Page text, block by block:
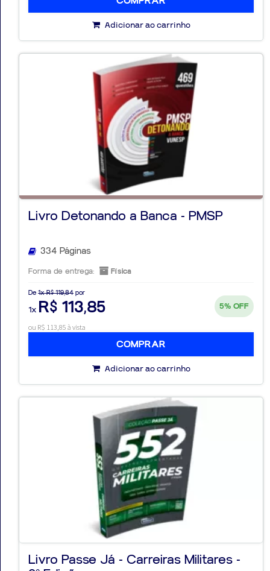
Adicionar ao carrinho
Livro Detonando a Banca - PMSP
334 Páginas
Forma de entrega: Física
De 1x R$ 119,84 por
1x R$ 113,85 5% OFF
ou R$ 113,85 à vista
COMPRAR
Adicionar ao carrinho
Livro Passe Já - Carreiras Militares -